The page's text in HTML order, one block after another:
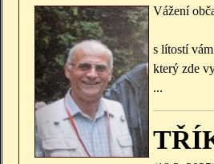
Vážení
s lítostí
který zde
...